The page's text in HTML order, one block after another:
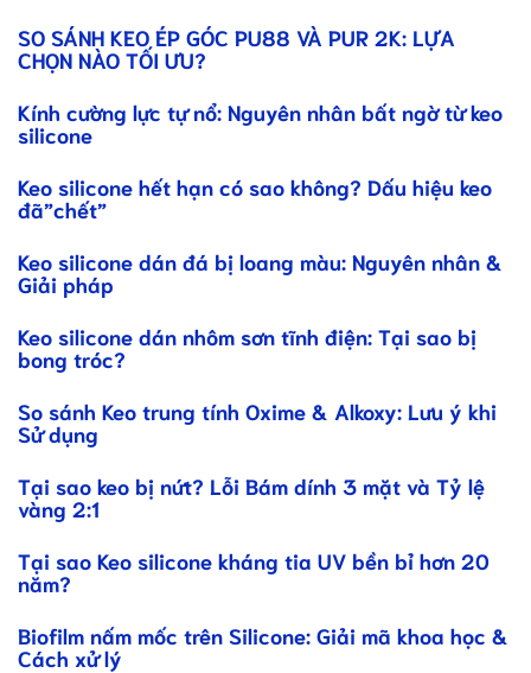
SO SÁNH KEO ÉP GÓC PU88 VÀ PUR 2K: LỰA
CHỌN NÀO TỐI ƯU?
Kính cường lực tự nổ: Nguyên nhân bất ngờ từ keo
silicone
Keo silicone hết hạn có sao không? Dấu hiệu keo
đã”chết”
Keo silicone dán đá bị loang màu: Nguyên nhân &
Giải pháp
Keo silicone dán nhôm sơn tĩnh điện: Tại sao bị
bong tróc?
So sánh Keo trung tính Oxime & Alkoxy: Lưu ý khi
Sử dụng
Tại sao keo bị nứt? Lỗi Bám dính 3 mặt và Tỷ lệ
vàng 2:1
Tại sao Keo silicone kháng tia UV bền bỉ hơn 20
năm?
Biofilm nấm mốc trên Silicone: Giải mã khoa học &
Cách xử lý